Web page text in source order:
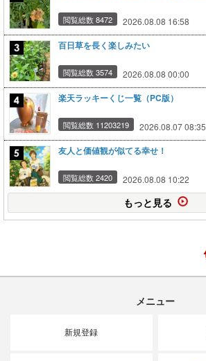
閲覧総数 8472 2026.08.08 16:58
百日草を長く楽しみたい
閲覧総数 3574 2026.08.08 00:00
楽天ラッキーくじ一覧（PC版）
閲覧総数 11203219 2026.08.07 08:35
友人と価値観が似てる幸せ！
閲覧総数 2420 2026.08.08 10:22
もっと見る
メニュー
新規登録